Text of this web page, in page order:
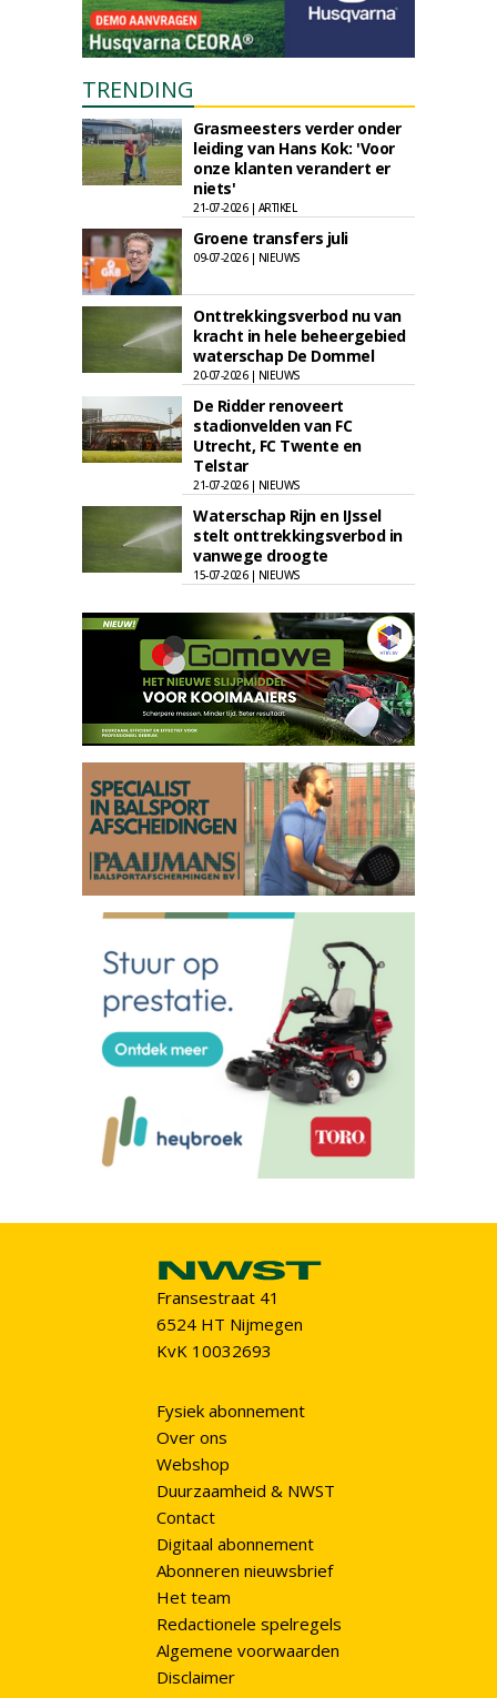
TRENDING
Grasmeesters verder onder
leiding van Hans Kok: 'Voor
onze klanten verandert er
niets'
21-07-2026 | ARTIKEL
Groene transfers juli
09-07-2026 | NIEUWS
Onttrekkingsverbod nu van
kracht in hele beheergebied
waterschap De Dommel
20-07-2026 | NIEUWS
De Ridder renoveert
stadionvelden van FC
Utrecht, FC Twente en
Telstar
21-07-2026 | NIEUWS
Waterschap Rijn en IJssel
stelt onttrekkingsverbod in
vanwege droogte
15-07-2026 | NIEUWS
Fransestraat 41
6524 HT Nijmegen
KvK 10032693
Fysiek abonnement
Over ons
Webshop
Duurzaamheid & NWST
Contact
Digitaal abonnement
Abonneren nieuwsbrief
Het team
Redactionele spelregels
Algemene voorwaarden
Disclaimer